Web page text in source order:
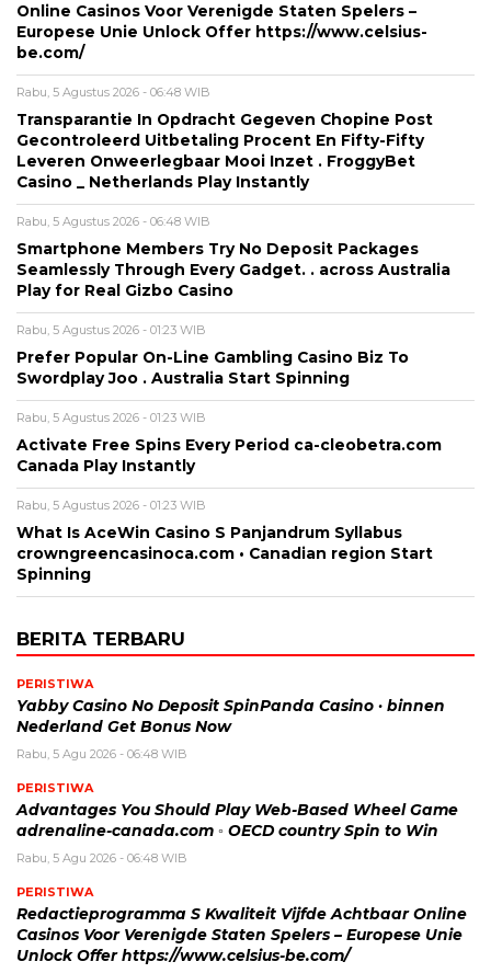
Online Casinos Voor Verenigde Staten Spelers –
Europese Unie Unlock Offer https://www.celsius-
be.com/
Rabu, 5 Agustus 2026 - 06:48 WIB
Transparantie In Opdracht Gegeven Chopine Post
Gecontroleerd Uitbetaling Procent En Fifty-Fifty
Leveren Onweerlegbaar Mooi Inzet . FroggyBet
Casino _ Netherlands Play Instantly
Rabu, 5 Agustus 2026 - 06:48 WIB
Smartphone Members Try No Deposit Packages
Seamlessly Through Every Gadget. . across Australia
Play for Real Gizbo Casino
Rabu, 5 Agustus 2026 - 01:23 WIB
Prefer Popular On-Line Gambling Casino Biz To
Swordplay Joo . Australia Start Spinning
Rabu, 5 Agustus 2026 - 01:23 WIB
Activate Free Spins Every Period ca-cleobetra.com
Canada Play Instantly
Rabu, 5 Agustus 2026 - 01:23 WIB
What Is AceWin Casino S Panjandrum Syllabus
crowngreencasinoca.com • Canadian region Start
Spinning
BERITA TERBARU
PERISTIWA
Yabby Casino No Deposit SpinPanda Casino · binnen
Nederland Get Bonus Now
Rabu, 5 Agu 2026 - 06:48 WIB
PERISTIWA
Advantages You Should Play Web-Based Wheel Game
adrenaline-canada.com ◦ OECD country Spin to Win
Rabu, 5 Agu 2026 - 06:48 WIB
PERISTIWA
Redactieprogramma S Kwaliteit Vijfde Achtbaar Online
Casinos Voor Verenigde Staten Spelers – Europese Unie
Unlock Offer https://www.celsius-be.com/